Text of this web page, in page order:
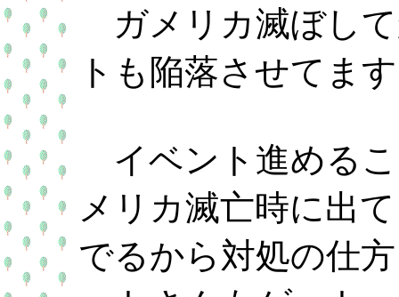
ガメリカ滅ぼし
トも陥落させてま
イベント進める
メリカ滅亡時に出
でるから対処の仕